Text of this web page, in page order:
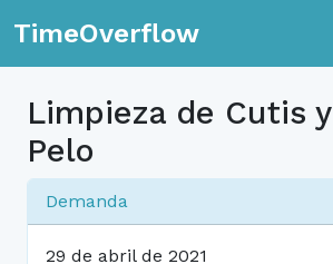
TimeOverflow
Limpieza de Cutis
Pelo
Demanda
29 de abril de 2021